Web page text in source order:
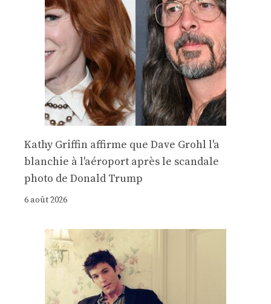
Kathy Griffin affirme que Dave Grohl l'a
blanchie à l'aéroport après le scandale
photo de Donald Trump
6 août 2026